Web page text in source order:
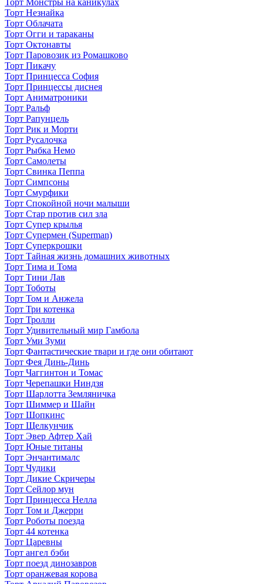
Торт Монстры на каникулах
Торт Незнайка
Торт Облачата
Торт Огги и тараканы
Торт Октонавты
Торт Паровозик из Ромашково
Торт Пикачу
Торт Принцесса София
Торт Принцессы диснея
Торт Аниматроники
Торт Ральф
Торт Рапунцель
Торт Рик и Морти
Торт Русалочка
Торт Рыбка Немо
Торт Самолеты
Торт Свинка Пеппа
Торт Симпсоны
Торт Смурфики
Торт Спокойной ночи малыши
Торт Стар против сил зла
Торт Супер крылья
Торт Супермен (Superman)
Торт Суперкрошки
Торт Тайная жизнь домашних животных
Торт Тима и Тома
Торт Тини Лав
Торт Тоботы
Торт Том и Анжела
Торт Три котенка
Торт Тролли
Торт Удивительный мир Гамбола
Торт Уми Зуми
Торт Фантастические твари и где они обитают
Торт Фея Динь-Динь
Торт Чаггинтон и Томас
Торт Черепашки Ниндзя
Торт Шарлотта Земляничка
Торт Шиммер и Шайн
Торт Шопкинс
Торт Щелкунчик
Торт Эвер Афтер Хай
Торт Юные титаны
Торт Энчантималс
Торт Чудики
Торт Дикие Скричеры
Торт Сейлор мун
Торт Принцесса Нелла
Торт Том и Джерри
Торт Роботы поезда
Торт 44 котенка
Торт Царевны
Торт ангел бэби
Торт поезд динозавров
Торт оранжевая корова